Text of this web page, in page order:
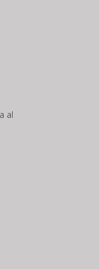
al